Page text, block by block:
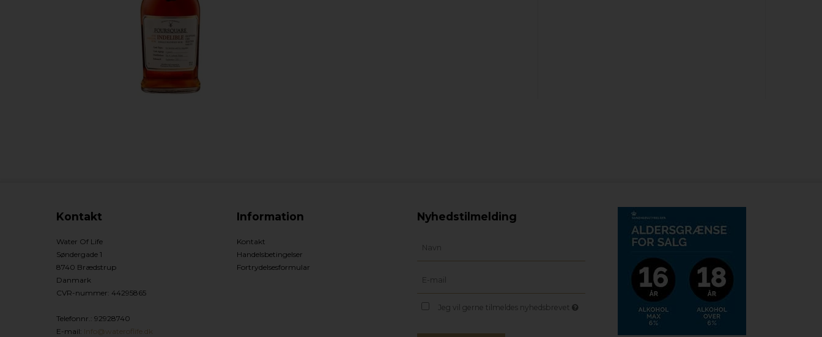
Kontakt
Water Of Life
Søndergade 1
8740 Brædstrup
Danmark
CVR-nummer: 44295865
Telefonnr. : 92928740
E-mail: Info@wateroflife.dk
Information
Kontakt
Handelsbetingelser
Fortrydelsesformular
Nyhedstilmelding
Jeg vil gerne tilmeldes nyhedsbrevet